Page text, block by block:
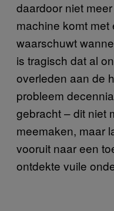
daardoor niet
machine komt met
waarschuwt
is tragisch dat al
overleden aan de
probleem
gebracht – dit niet
meemaken, maar
vooruit naar een
ontdekte vuile